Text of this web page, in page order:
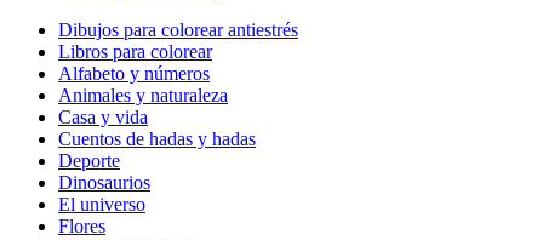
Dibujos para colorear antiestrés
Libros para colorear
Alfabeto y números
Animales y naturaleza
Casa y vida
Cuentos de hadas y hadas
Deporte
Dinosaurios
El universo
Flores